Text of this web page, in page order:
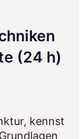
(24 h)
kennst